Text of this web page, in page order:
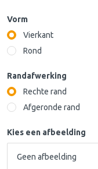
Vorm
Vierkant
Rond
Randafwerking
Rechte rand
Afgeronde rand
Kies een afbeelding